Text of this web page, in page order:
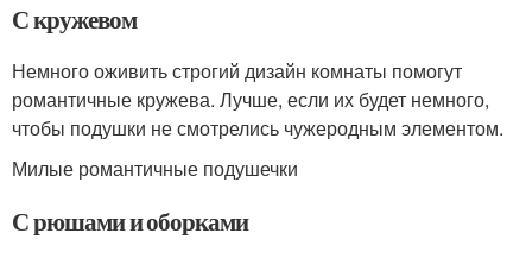
С кружевом
Немного оживить строгий дизайн комнаты помогут
романтичные кружева. Лучше, если их будет немного,
чтобы подушки не смотрелись чужеродным элементом.
Милые романтичные подушечки
С рюшами и оборками